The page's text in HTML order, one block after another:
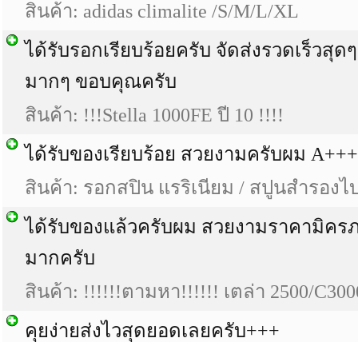
สินค้า: adidas climalite /S/M/L/XL
ได้รับรอกเรียบร้อยครับ จัดส่งรวดเร็วสุ
มากๆ ขอบคุณครับ
สินค้า: !!!Stella 1000FE ปี 10 !!!!
ได้รับของเรียบร้อย สวยงามครับผม
สินค้า: รอกสปิน แรริเนียม / สปูนสำรองไ
ได้รับของแล้วครับผม สวยงามราคามิคร
มากครับ
สินค้า: !!!!!!ตามหา!!!!!! เตล่า 2500/
คุยง่ายส่งไวสุดยอดเลยครับ+++